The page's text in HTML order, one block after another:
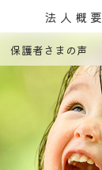
法人概要
保護者さまの声